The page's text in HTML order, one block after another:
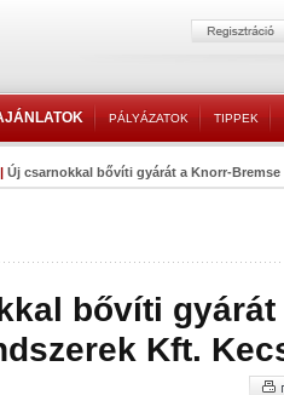
PÁLYÁZATOK TIPPEK
| Új csarnokkal bővíti gyárát a Knorr-Bremse
bővíti
Kft.